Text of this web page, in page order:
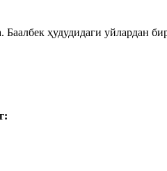
ҳудудидаги уйлардан